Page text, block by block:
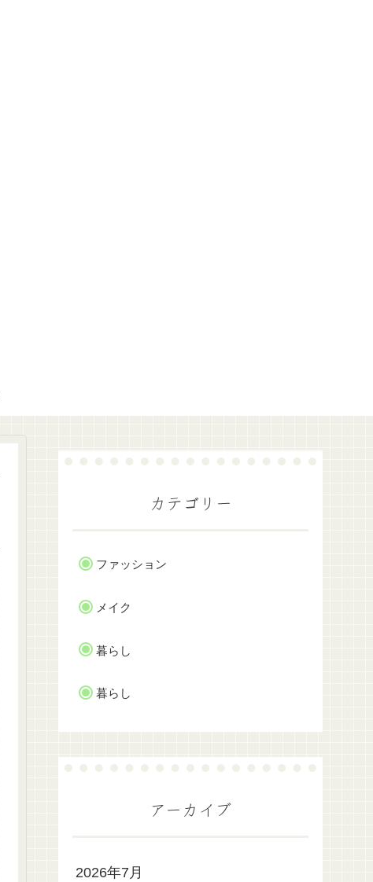
カテゴリー
ファッション
メイク
暮らし
暮らし
アーカイブ
2026年7月